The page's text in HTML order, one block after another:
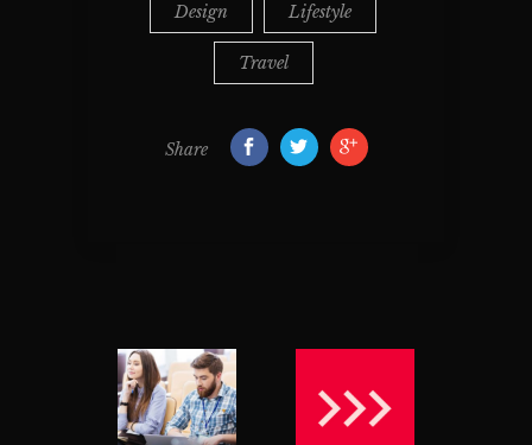
Design Lifestyle
Travel
Share